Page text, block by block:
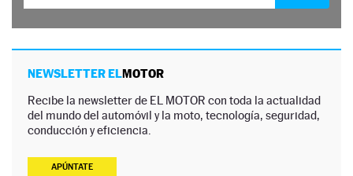
NEWSLETTER ELMOTOR
Recibe la newsletter de EL MOTOR con toda la actualidad
del mundo del automóvil y la moto, tecnología, seguridad,
conducción y eficiencia.
APÚNTATE